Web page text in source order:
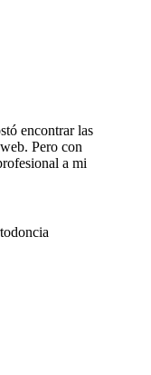
encontrar las
Pero con
a mi